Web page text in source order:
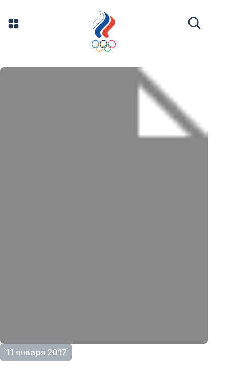
11 января 2017